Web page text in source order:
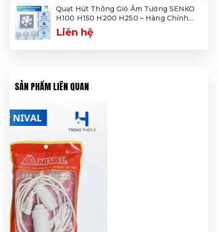
Quạt Hút Thông Gió Âm Tường SENKO
H100 H150 H200 H250 – Hàng Chính
Hãng – Bảo Hành 12 Tháng
Liên hệ
SẢN PHẨM LIÊN QUAN